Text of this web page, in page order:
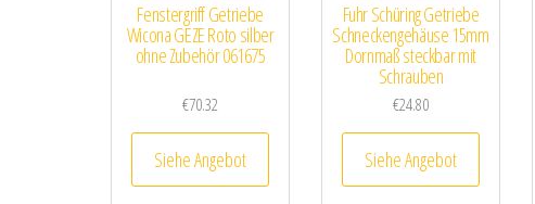
Fenstergriff Getriebe
Wicona GEZE Roto silber
ohne Zubehör 061675
€70.32
Siehe Angebot
Fuhr Schüring Getriebe
Schneckengehäuse 15mm
Dornmaß steckbar mit
Schrauben
€24.80
Siehe Angebot